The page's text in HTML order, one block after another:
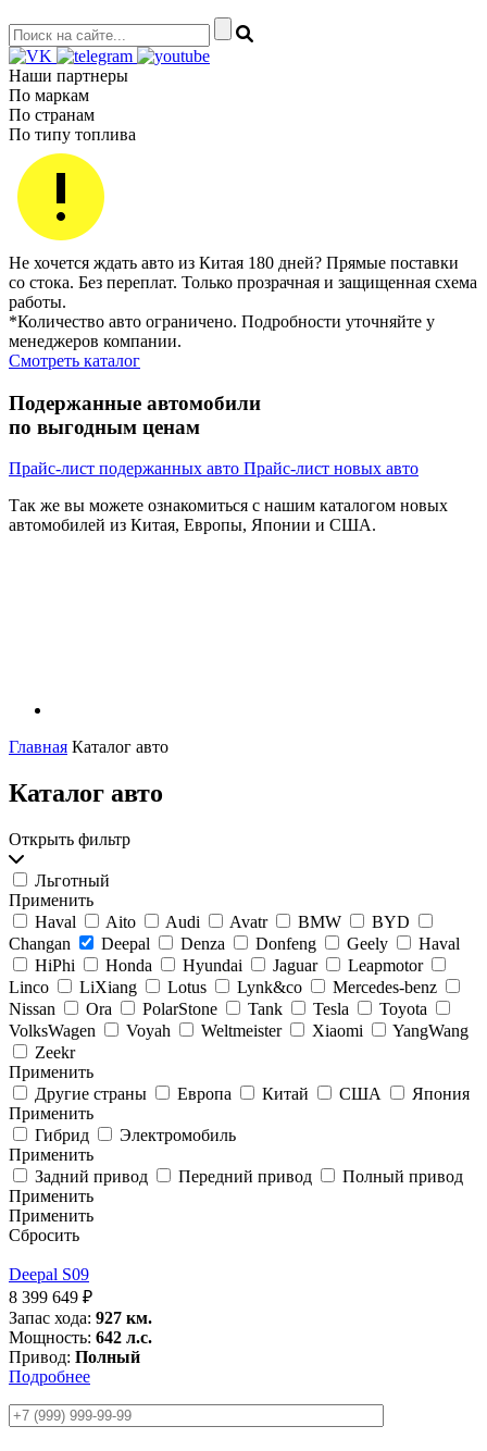
Наши партнеры
По маркам
По странам
По типу топлива
Не хочется ждать авто из Китая 180 дней? Прямые поставки
со стока. Без переплат. Только прозрачная и защищенная схема
работы.
*Количество авто ограничено. Подробности уточняйте у
менеджеров компании.
Смотреть каталог
Подержанные автомобили
по выгодным ценам
Прайс-лист подержанных авто Прайс-лист новых авто
Так же вы можете ознакомиться с нашим каталогом новых
автомобилей из Китая, Европы, Японии и США.
Главная Каталог авто
Каталог авто
Открыть фильтр
Льготный
Применить
Haval
Aito Audi Avatr BMW
BYD
Changan
Deepal Denza Donfeng Geely
Haval
HiPhi
Honda Hyundai Jaguar
Leapmotor
Linco
LiXiang Lotus Lynk&co
Mercedes-benz
Nissan
Ora PolarStone Tank Tesla
Toyota
VolksWagen
Voyah Weltmeister Xiaomi
YangWang
Zeekr
Применить
Другие страны
Европа Китай США
Япония
Применить
Гибрид
Электромобиль
Применить
Задний привод
Передний привод
Полный привод
Применить
Применить
Сбросить
Deepal S09
8 399 649 ₽
Запас хода: 927 км.
Мощность: 642 л.с.
Привод: Полный
Подробнее